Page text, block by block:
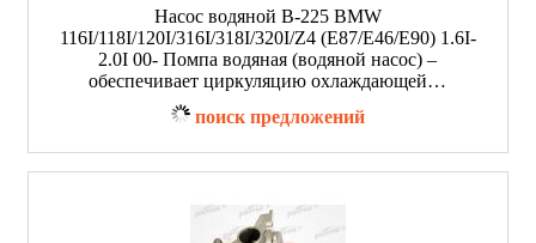
Насос водяной B-225 BMW
116I/118I/120I/316I/318I/320I/Z4 (E87/E46/E90) 1.6I-
2.0I 00- Помпа водяная (водяной насос) –
обеспечивает циркуляцию охлаждающей…
поиск предложений